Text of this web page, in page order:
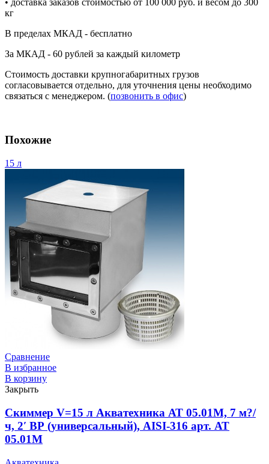
кг
В пределах МКАД - бесплатно
За МКАД - 60 рублей за каждый километр
Стоимость доставки крупногабаритных грузов
согласовывается отдельно, для уточнения цены необходимо
связаться с менеджером. (позвонить в офис)
Похожие
15 л
Сравнение
В избранное
В корзину
Закрыть
Скиммер V=15 л Акватехника АТ 05.01M, 7 м?/
ч, 2′ ВР (универсальный), AISI-316 арт. АТ
05.01M